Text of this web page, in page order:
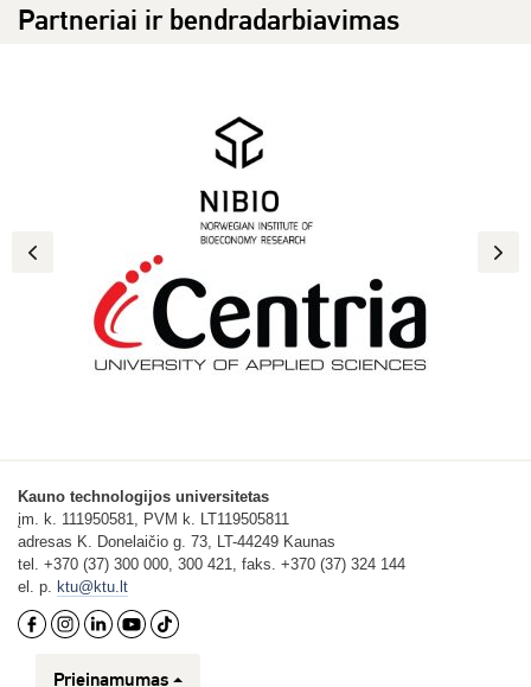
Partneriai ir bendradarbiavimas
Previous Next
Kauno technologijos universitetas
įm. k. 111950581, PVM k. LT119505811
adresas K. Donelaičio g. 73, LT-44249 Kaunas
tel. +370 (37) 300 000, 300 421, faks. +370 (37) 324 144
el. p. ktu@ktu.lt
Prieinamumas